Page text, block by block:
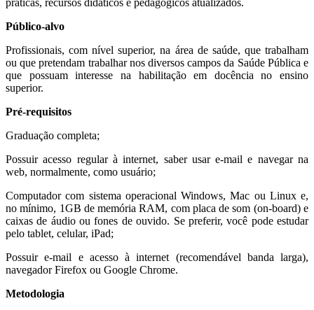
Público-alvo
Profissionais, comnível superior, na área de saúde, que trabalham
ou que pretendam trabalhar nos diversos campos da Saúde Pública e
que possuam interesse na habilitação em docência no ensino
superior.
Pré-requisitos
Graduação completa;
Possuir acesso regular à internet, saber usar e-mail e navegar na
web, normalmente, como usuário;
Computador com sistema operacional Windows, Mac ou Linux e,
no mínimo, 1GB de memória RAM, com placa de som (on-board) e
caixas de áudio ou fones de ouvido. Se preferir, você pode estudar
pelo tablet, celular, iPad;
Possuir e-mail e acesso à internet (recomendável banda larga),
navegador Firefox ou Google Chrome.
Metodologia